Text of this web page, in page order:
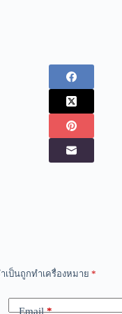
เป็นถูกทำเครื่องหมาย *
Email*